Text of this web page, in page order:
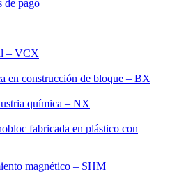
de pago
– VCX
en construcción de bloque – BX
química – NX
fabricada en plástico con
magnético – SHM